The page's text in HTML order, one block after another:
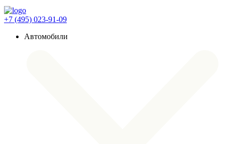
+7 (495) 023-91-09
Автомобили